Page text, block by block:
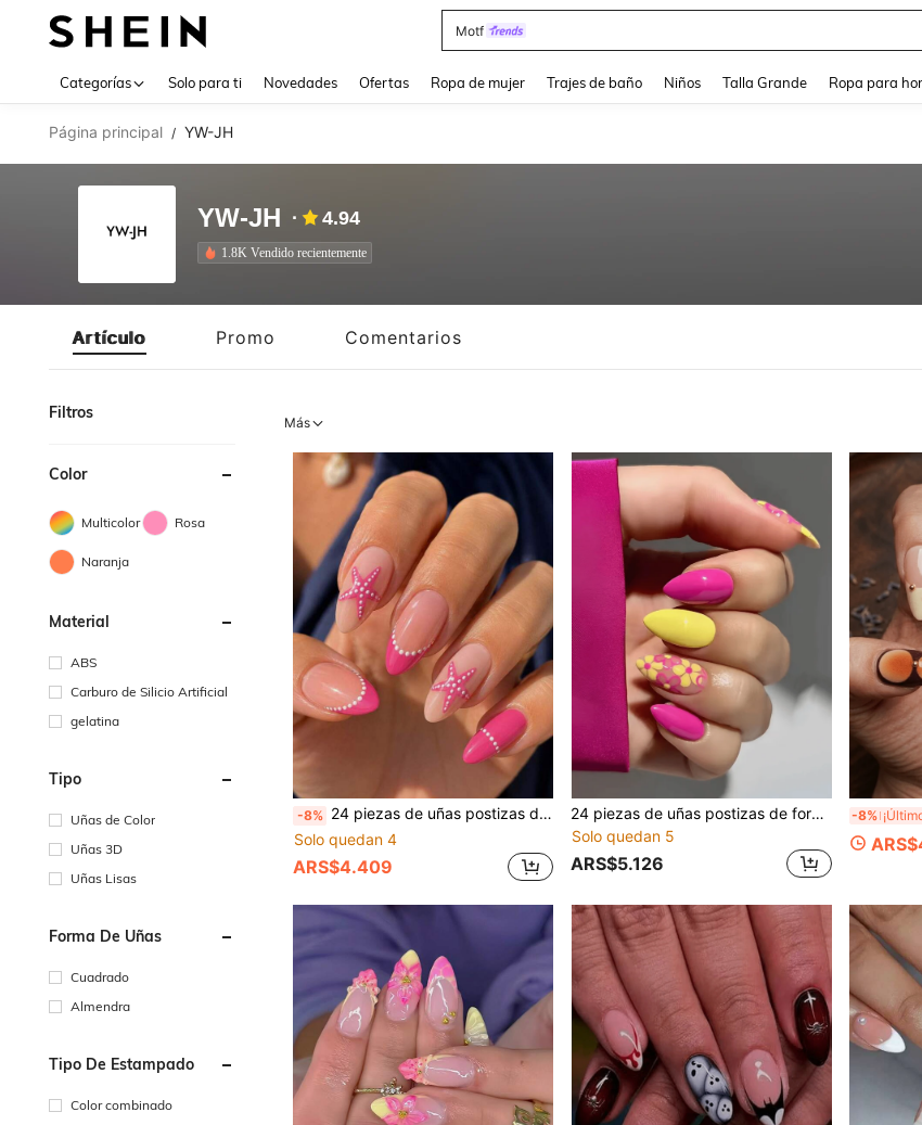
Campera
Categorías Solo para ti Novedades Ofertas Ropa de mujer Trajes de baño Niños Talla Grande Ropa para
Página principal / YW-JH
YW-JH 4.94
1.8K Vendido recientemente
Artículo Promo Comentarios
Filtros
Color
Multicolor Rosa
Naranja
Material
ABS
Carburo de Silicio Artificial
gelatina
Tipo
Uñas de Color
Uñas 3D
Uñas Lisas
Forma De Uñas
Cuadrado
Almendra
Tipo De Estampado
Color combinado
Más
-8% 24 piezas de uñas postizas de forma almendrada rosa intenso estilo francés, patrón de estrella de mar rosa medio con puntos blancos, set de uñas acrílicas falsas con degradado nude, incluye 1 pieza de pegamento de gelatina y 1 pieza de lima de uñas, manicura de playa de verano, adecuado para mujeres y niñas, cuidado de uñas diario para vacaciones en la playa
Solo quedan 4
ARS$4.409
24 piezas de uñas postizas de forma almendrada color rosa sólido brillante, patrón de contorno floral amarillo largo, set de uñas acrílicas falsas transparentes color nude, incluye 1 pieza de pegamento de gelatina y 1 pieza de lima de uñas, manicura floral brillante de verano, adecuado para mujeres y niñas, uso diario, vacaciones y playa
Solo quedan 5
ARS$5.126
-8%